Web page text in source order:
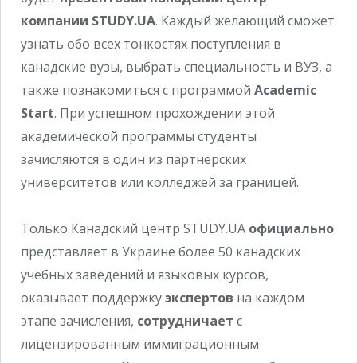
компании STUDY.UA. Каждый желающий сможет
узнать обо всех тонкостях поступления в
канадские вузы, выбрать специальность и ВУЗ, а
также познакомиться с программой Academic
Start. При успешном прохождении этой
академической программы студенты
зачисляются в один из партнерских
университетов или колледжей за границей.
Только Канадский центр STUDY.UA официально
представляет в Украине более 50 канадских
учебных заведений и языковых курсов,
оказывает поддержкуэкспертов на каждом
этапе зачисления, сотрудничает с
лицензированным иммиграционным